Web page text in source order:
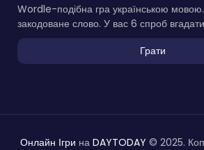
Wordle-подібна гра українською
закодоване слово. У вас 6 спроб
Грати
Онлайн Ігри на DAYTODAY © 2025.